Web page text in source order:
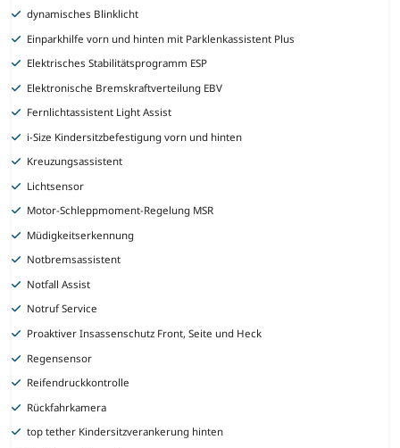
dynamisches Blinklicht
Einparkhilfe vorn und hinten mit Parklenkassistent Plus
Elektrisches Stabilitätsprogramm ESP
Elektronische Bremskraftverteilung EBV
Fernlichtassistent Light Assist
i-Size Kindersitzbefestigung vorn und hinten
Kreuzungsassistent
Lichtsensor
Motor-Schleppmoment-Regelung MSR
Müdigkeitserkennung
Notbremsassistent
Notfall Assist
Notruf Service
Proaktiver Insassenschutz Front, Seite und Heck
Regensensor
Reifendruckkontrolle
Rückfahrkamera
top tether Kindersitzverankerung hinten